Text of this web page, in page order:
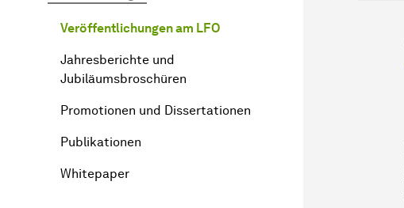
Veröffentlichungen am LFO
Jahresberichte und
Jubiläumsbroschüren
Promotionen und Dissertationen
Publikationen
Whitepaper